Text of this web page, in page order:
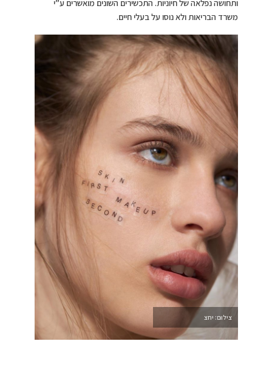
ותחושה נפלאה של חיוניות. התכשירים השונים מואשרים ע”י
משרד הבריאות ולא נוסו על בעלי חיים.
צילום: יחצ